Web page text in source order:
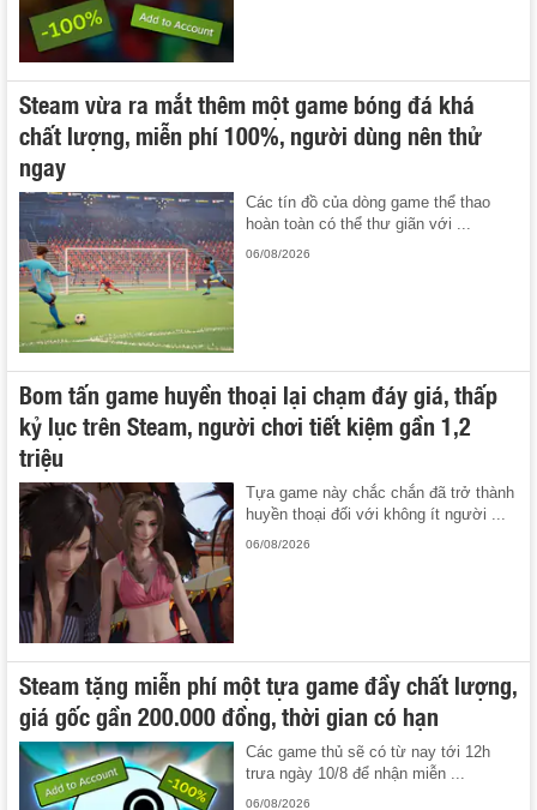
Steam vừa ra mắt thêm một game bóng đá khá
chất lượng, miễn phí 100%, người dùng nên thử
ngay
Các tín đồ của dòng game thể thao
hoàn toàn có thể thư giãn với ...
06/08/2026
Bom tấn game huyền thoại lại chạm đáy giá, thấp
kỷ lục trên Steam, người chơi tiết kiệm gần 1,2
triệu
Tựa game này chắc chắn đã trở thành
huyền thoại đối với không ít người ...
06/08/2026
Steam tặng miễn phí một tựa game đầy chất lượng,
giá gốc gần 200.000 đồng, thời gian có hạn
Các game thủ sẽ có từ nay tới 12h
trưa ngày 10/8 để nhận miễn ...
06/08/2026